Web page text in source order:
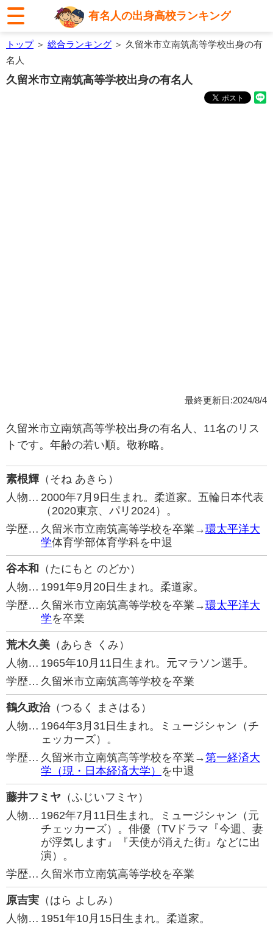
有名人の出身高校ランキング
トップ＞ 総合ランキング ＞ 久留米市立南筑高等学校出身の有
名人
久留米市立南筑高等学校出身の有名人
最終更新日:2024/8/4
久留米市立南筑高等学校出身の有名人、11名のリス
トです。年齢の若い順。敬称略。
素根輝 （そね あきら）
人物… 2000年7月9日生まれ。柔道家。五輪日本代表
（2020東京、パリ2024）。
学歴… 久留米市立南筑高等学校を卒業→環太平洋大
学体育学部体育学科を中退
谷本和
（たにもと のどか）
人物… 1991年9月20日生まれ。柔道家。
学歴… 久留米市立南筑高等学校を卒業→環太平洋大
学を卒業
荒木久美 （あらき くみ）
人物… 1965年10月11日生まれ。元マラソン選手。
学歴… 久留米市立南筑高等学校を卒業
鶴久政治（つるく まさはる）
人物… 1964年3月31日生まれ。ミュージシャン（チ
ェッカーズ）。
学歴… 久留米市立南筑高等学校を卒業→第一経済大
学（現・日本経済大学） を中退
藤井フミヤ （ふじいフミヤ）
人物… 1962年7月11日生まれ。ミュージシャン（元
チェッカーズ）。俳優（TVドラマ『今週、妻
が浮気します』『天使が消えた街』などに出
演）。
学歴… 久留米市立南筑高等学校を卒業
原吉実 （はら よしみ）
人物… 1951年10月15日生まれ。柔道家。